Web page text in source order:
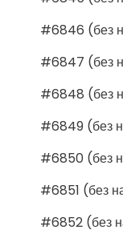
#6846 (без
#6847 (без
#6848 (без
#6849 (без
#6850 (без
#6851 (без
#6852 (без